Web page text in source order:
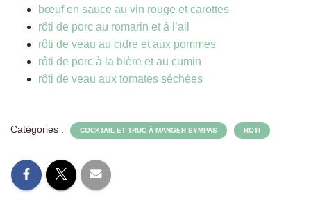
bœuf en sauce au vin rouge et carottes
rôti de porc au romarin et à l’ail
rôti de veau au cidre et aux pommes
rôti de porc à la bière et au cumin
rôti de veau aux tomates séchées
Catégories : COCKTAIL ET TRUC À MANGER SYMPAS ROTI